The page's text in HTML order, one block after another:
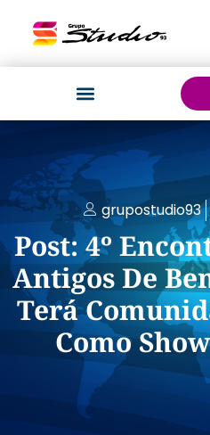
grupostudio93
Post: 4º
Antigos De
Terá
Como